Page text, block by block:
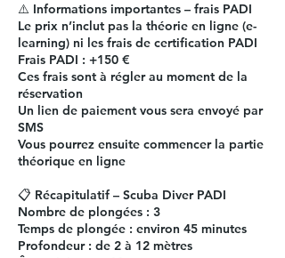
⚠️ Informations importantes – frais PADI
Le prix n’inclut pas la théorie en ligne (e-
learning) ni les frais de certification PADI
Frais PADI : +150 €
Ces frais sont à régler au moment de la
réservation
Un lien de paiement vous sera envoyé par
SMS
Vous pourrez ensuite commencer la partie
théorique en ligne
📋 Récapitulatif – Scuba Diver PADI
Nombre de plongées : 3
Temps de plongée : environ 45 minutes
Profondeur : de 2 à 12 mètres